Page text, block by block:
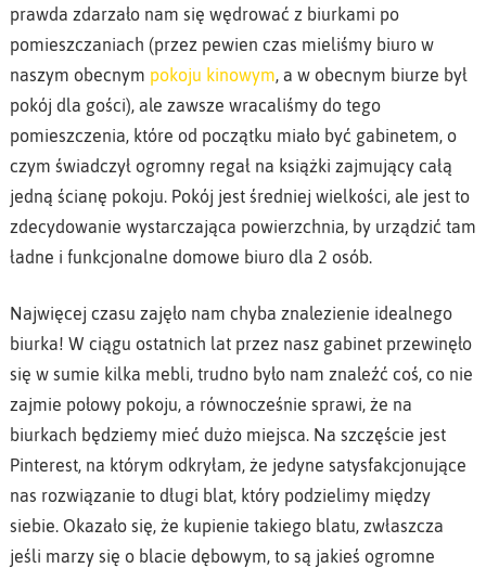
prawda zdarzało nam się wędrować z biurkami po
pomieszczaniach (przez pewien czas mieliśmy biuro w
naszym obecnym pokoju kinowym, a w obecnym biurze był
pokój dla gości), ale zawsze wracaliśmy do tego
pomieszczenia, które od początku miało być gabinetem, o
czym świadczył ogromny regał na książki zajmujący całą
jedną ścianę pokoju. Pokój jest średniej wielkości, ale jest to
zdecydowanie wystarczająca powierzchnia, by urządzić tam
ładne i funkcjonalne domowe biuro dla 2 osób.
Najwięcej czasu zajęło nam chyba znalezienie idealnego
biurka! W ciągu ostatnich lat przez nasz gabinet przewinęło
się w sumie kilka mebli, trudno było nam znaleźć coś, co nie
zajmie połowy pokoju, a równocześnie sprawi, że na
biurkach będziemy mieć dużo miejsca. Na szczęście jest
Pinterest, na którym odkryłam, że jedyne satysfakcjonujące
nas rozwiązanie to długi blat, który podzielimy między
siebie. Okazało się, że kupienie takiego blatu, zwłaszcza
jeśli marzy się o blacie dębowym, to są jakieś ogromne